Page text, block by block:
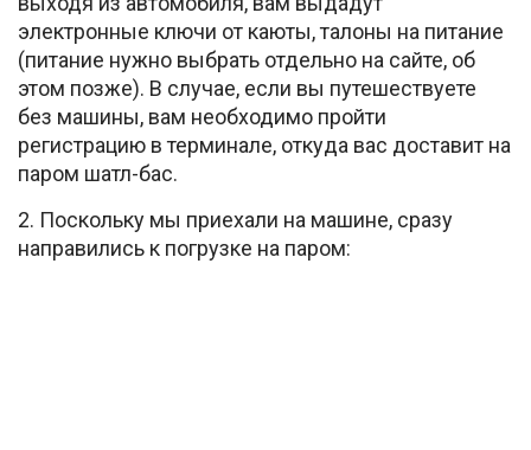
электронные ключи от каюты, талоны на питание
(питание нужно выбрать отдельно на сайте, об
этом позже). В случае, если вы путешествуете
без машины, вам необходимо пройти
регистрацию в терминале, откуда вас доставит на
паром шатл-бас.
2. Поскольку мы приехали на машине, сразу
направились к погрузке на паром: